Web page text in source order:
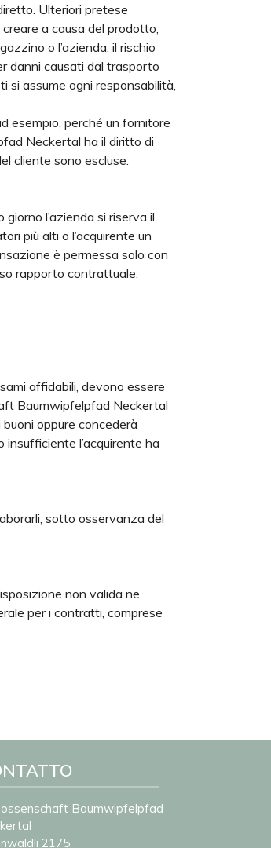
Ulteriori pretese
a causa del prodotto,
o l’azienda, il rischio
danni causati dal trasporto
si assume ogni responsabilità,
esempio, perché un fornitore
Neckertal ha il diritto di
cliente sono escluse.
l’azienda si riserva il
più alti o l’acquirente un
è permessa solo con
rapporto contrattuale.
affidabili, devono essere
Baumwipfelpfad Neckertal
oppure concederà
l’acquirente ha
sotto osservanza del
non valida ne
per i contratti, comprese
Baumwipfelpfad
2175